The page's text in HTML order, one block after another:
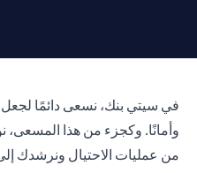
في سيتي بنك، نسعى دائمًا
وأمانًا. وكجزء من هذا المسعى،
من عمليات الاحتيال ونرشدك